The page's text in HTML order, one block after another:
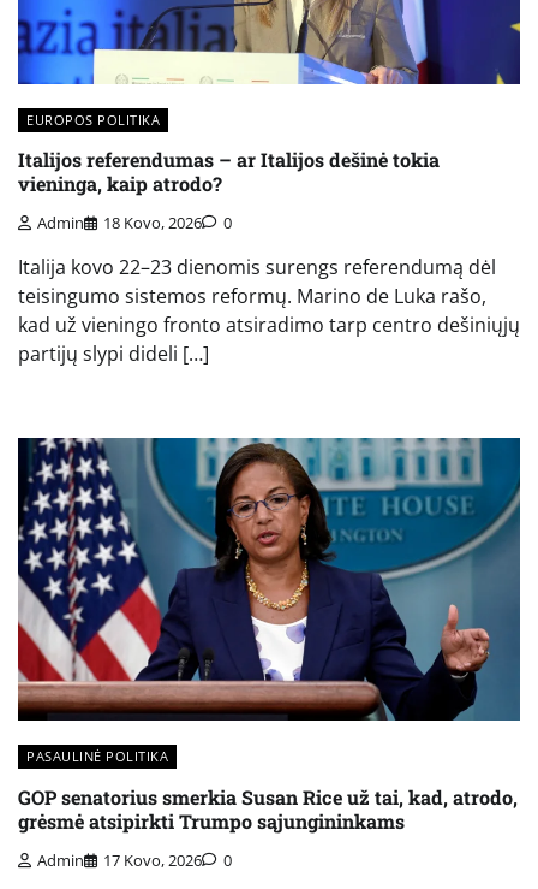
EUROPOS POLITIKA
Italijos referendumas – ar Italijos dešinė tokia
vieninga, kaip atrodo?
Admin 18 Kovo, 2026 0
Italija kovo 22–23 dienomis surengs referendumą dėl
teisingumo sistemos reformų. Marino de Luka rašo,
kad už vieningo fronto atsiradimo tarp centro dešiniųjų
partijų slypi dideli […]
PASAULINĖ POLITIKA
GOP senatorius smerkia Susan Rice už tai, kad, atrodo,
grėsmė atsipirkti Trumpo sąjungininkams
Admin 17 Kovo, 2026 0